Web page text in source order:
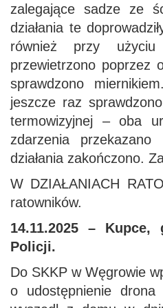
zalegające sadze ze
działania te
również przy użyciu
przewietrzono poprzez
sprawdzono
jeszcze raz
termowizyjnej – oba
zdarzenia przekazano
działania zakończono.
W DZIAŁANIACH
ratowników.
14.11.2025 –
Policji.
Do SKKP w Węgrowie
o udostępnienie